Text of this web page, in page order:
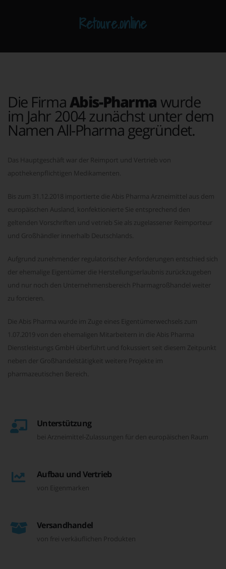
Retoure.online
Die Firma Abis-Pharma wurde
im Jahr 2004 zunächst unter dem
Namen All-Pharma gegründet.
Das Hauptgeschäft war der Reimport und Vertrieb von
apothekenpflichtigen Medikamenten.
Bis zum 31.12.2018 importierte die Abis Pharma Arzneimittel aus dem
europäischen Ausland, konfektionierte Sie entsprechend den
geltenden Vorschriften und vetrieb Sie als zugelassener Reimporteur
und Großhändler innerhalb Deutschlands.
Aufgrund zunehmender regulatorischer Anforderungen entschied sich
der ehemalige Eigentümer die Herstellungserlaubnis zurückzugeben
und nur noch den Unternehmensbereich Pharmagroßhandel weiter
zu forcieren.
Die Abis Pharma wurde im Zuge eines Eigentümerwechsels zum
1.07.2019 von den ehemaligen Mitarbeitern in die Abis Pharma
Dienstleistungs GmbH überführt und fokussiert seit diesem Zeitpunkt
neben der Großhandelstätigkeit weitere Projekte im
pharmazeutischen Bereich.
Unterstützung
bei Arzneimittel-Zulassungen für den europäischen Raum
Aufbau und Vertrieb
von Eigenmarken
Versandhandel
von frei verkäuflichen Produkten